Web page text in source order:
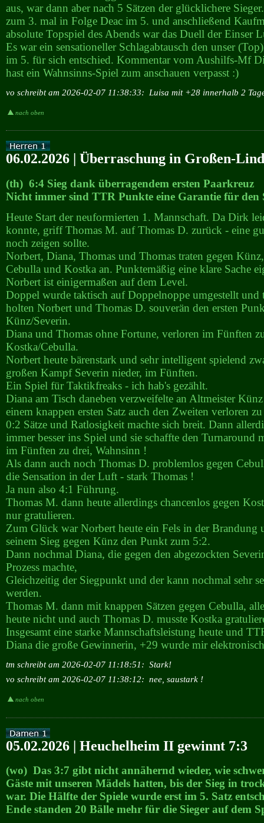
aus, war dann aber nach 5 Sätzen der glücklichere
zum 3. mal in Folge Deac im 5. und anschließend
absolute Topspiel des Abends war das Duell der Einser
Es war ein sensationeller Schlagabtausch den unser
im 5. für sich entschied. Kommentar vom Aushilfs-Mf
hast ein Wahnsinns-Spiel zum anschauen verpasst :)
vo schreibt am 2026-02-07 11:38:33: Luisa mit +28 innerhalb 2
nach oben
06.02.2026 | Überraschung in Großen-
(th) 6:4 Sieg dank überragendem ersten Paarkreuz
Nicht immer sind TTR Punkte eine Garantie für den
Heute Start der neuformierten 1. Mannschaft. Da Dirk
konnte, griff Thomas M. auf Thomas D. zurück - eine
noch zeigen sollte.
Norbert, Diana, Thomas und Thomas traten gegen
Cebulla und Kostka an. Punktemäßig eine klare Sache
Norbert ist einigermaßen auf dem Level.
Doppel wurde taktisch auf Doppelnoppe umgestellt und
holten Norbert und Thomas D. souverän den ersten
Künz/Severin.
Diana und Thomas ohne Fortune, verloren im Fünften
Kostka/Cebulla.
Norbert heute bärenstark und sehr intelligent spielend
großen Kampf Severin nieder, im Fünften.
Ein Spiel für Taktikfreaks - ich hab's gezählt.
Diana am Tisch daneben verzweifelte an Altmeister
einem knappen ersten Satz auch den Zweiten verloren
0:2 Sätze und Ratlosigkeit machte sich breit. Dann
immer besser ins Spiel und sie schaffte den Turnaround
im Fünften zu drei, Wahnsinn !
Als dann auch noch Thomas D. problemlos gegen
die Sensation in der Luft - stark Thomas !
Ja nun also 4:1 Führung.
Thomas M. dann heute allerdings chancenlos gegen
nur gratulieren.
Zum Glück war Norbert heute ein Fels in der Brandung
seinem Sieg gegen Künz den Punkt zum 5:2.
Dann nochmal Diana, die gegen den abgezockten
Prozess machte,
Gleichzeitig der Siegpunkt und der kann nochmal sehr
werden.
Thomas M. dann mit knappen Sätzen gegen Cebulla,
heute nicht und auch Thomas D. musste Kostka
Insgesamt eine starke Mannschaftsleistung heute und
Diana die große Gewinnerin, +29 wurde mir
tm schreibt am 2026-02-07 11:18:51: Stark!
vo schreibt am 2026-02-07 11:38:12: nee, saustark !
nach oben
05.02.2026 | Heuchelheim II gewinnt 7:3
(wo) Das 3:7 gibt nicht annähernd wieder, wie
Gäste mit unseren Mädels hatten, bis der Sieg in
war. Die Hälfte der Spiele wurde erst im 5. Satz
Ende standen 20 Bälle mehr für die Sieger auf dem